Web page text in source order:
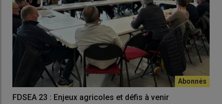
FDSEA 23 : Enjeux agricoles et défis à venir